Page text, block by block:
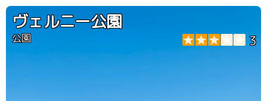
ヴェルニー公園
公園 3